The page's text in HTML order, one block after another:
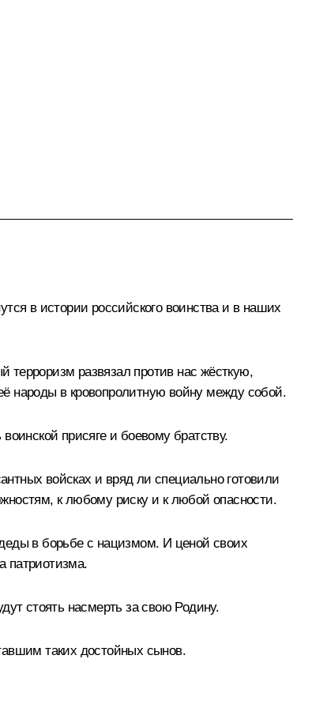
в истории российского воинства и в наших
терроризм развязал против нас жёсткую,
народы в кровопролитную войну между собой.
присяге и боевому братству.
войсках и вряд ли специально готовили
к любому риску и к любой опасности.
в борьбе с нацизмом. И ценой своих
патриотизма.
стоять насмерть за свою Родину.
таких достойных сынов.